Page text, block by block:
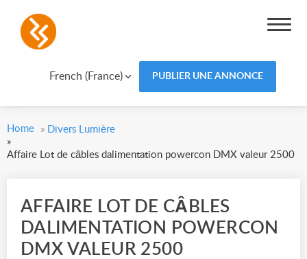
French (France) PUBLIER UNE ANNONCE
Home » Divers Lumière
»
Affaire Lot de câbles dalimentation powercon DMX valeur 2500
AFFAIRE LOT DE CÂBLES
DALIMENTATION POWERCON
DMX VALEUR 2500